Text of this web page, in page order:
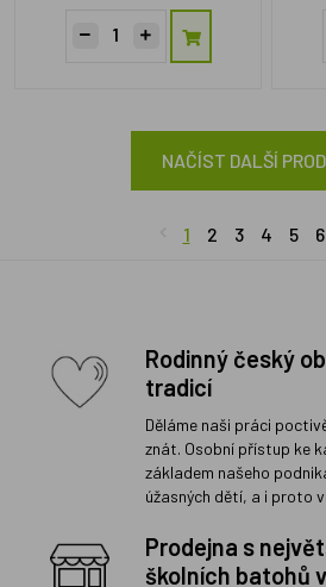
NAČÍST DALŠÍ
1 2 3 4 5 6
Rodinný český
tradicí
Děláme naši práci
znát. Osobní přístup ke
základem našeho
úžasných dětí, a i proto
Prodejna s
školních batohů